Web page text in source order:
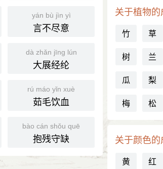
yán bù jìn yì
言不尽意
dà zhǎn jīng lún
大展经纶
rú máo yǐn xuè
茹毛饮血
bào cán shǒu quē
抱残守缺
关于植物
竹 草
树
兰
瓜
梨
梅
松
关于颜色
黄 红